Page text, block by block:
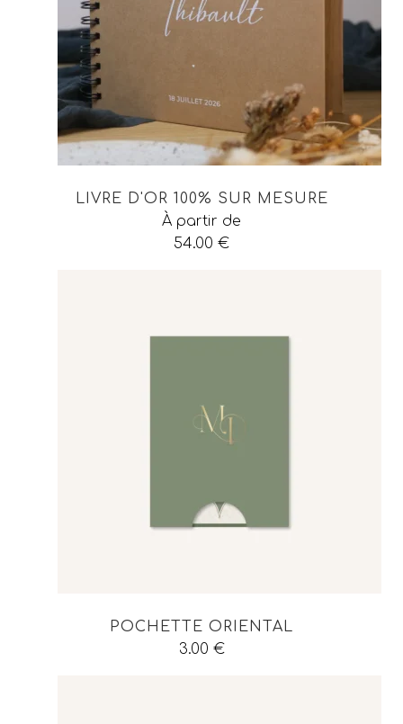
LIVRE D'OR 100% SUR MESURE
À partir de
54.00 €
POCHETTE ORIENTAL
3.00 €